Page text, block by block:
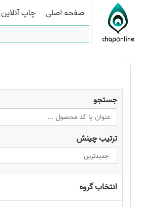
صفحه اصلی چاپ آنلاین
جستجو
ترتیب چینش
انتخاب گروه